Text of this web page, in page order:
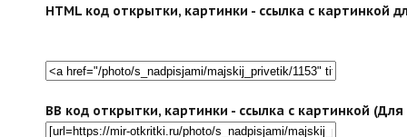
HTML код открытки, картинки - ссылка с картинкой
BB код открытки, картинки - ссылка с картинкой